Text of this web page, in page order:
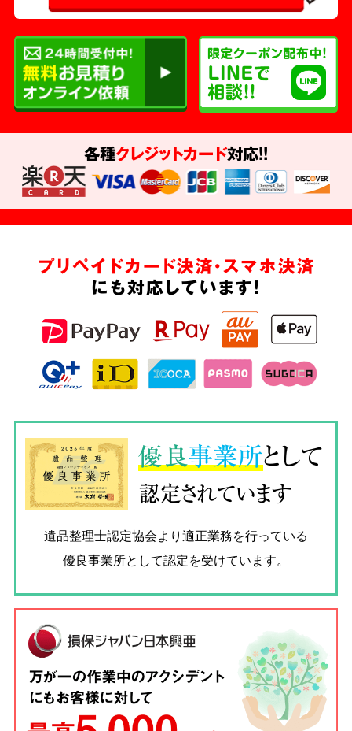
各種クレジットカード対応!!
プリペイドカード決済・スマホ決済
にも対応しています!
優良事業所として
認定されています
遺品整理士認定協会より適正業務を行っている
優良事業所として認定を受けています。